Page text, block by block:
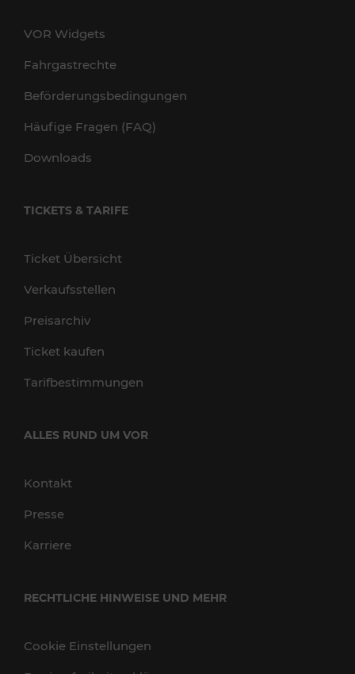
VOR Widgets
Fahrgastrechte
Beförderungsbedingungen
Häufige Fragen (FAQ)
Downloads
TICKETS & TARIFE
Ticket Übersicht
Verkaufsstellen
Preisarchiv
Ticket kaufen
Tarifbestimmungen
ALLES RUND UM VOR
Kontakt
Presse
Karriere
RECHTLICHE HINWEISE UND MEHR
Cookie Einstellungen